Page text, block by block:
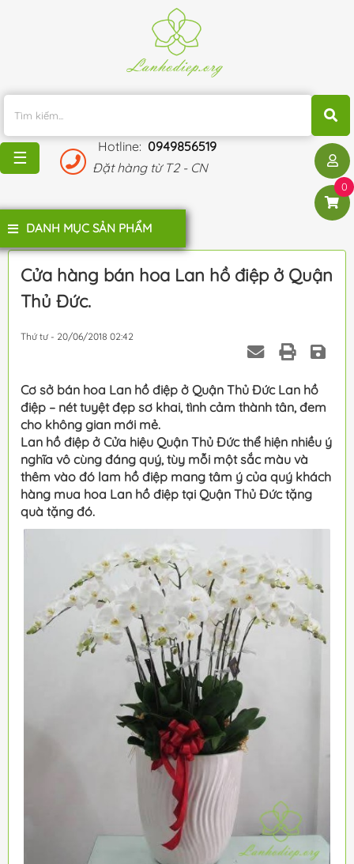
Hotline: 0949856519
Đặt hàng từ T2 - CN
0
MÃI
BLOG
HÀNG
HỆ
☰
DANH MỤC SẢN PHẨM
Cửa hàng bán hoa Lan hồ điệp ở Quận
Thủ Đức.
Thứ tư - 20/06/2018 02:42
Cơ sở bán hoa Lan hồ điệp ở Quận Thủ Đức Lan hồ
điệp – nét tuyệt đẹp sơ khai, tình cảm thành tân, đem
cho không gian mới mẻ.
Lan hồ điệp ở Cửa hiệu Quận Thủ Đức thể hiện nhiều ý
nghĩa vô cùng đáng quý, tùy mỗi một sắc màu và
thêm vào đó lam hồ điệp mang tâm ý của quý khách
hàng mua hoa Lan hồ điệp tại Quận Thủ Đức tặng
quà tặng đó.